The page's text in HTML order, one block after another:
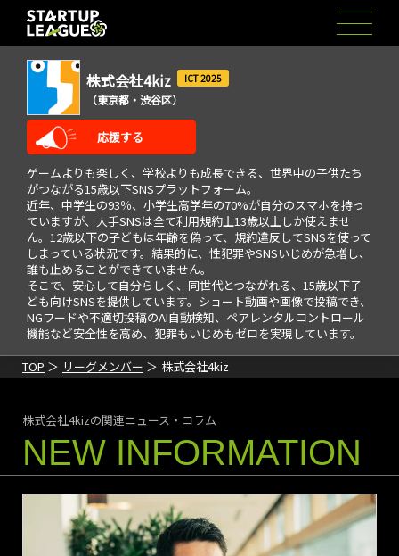
株式会社4kiz 2025
（東京都・渋谷区）
応援する
ゲームよりも楽しく、学校よりも成長できる、世界中の子供たち
がつながる15歳以下SNSプラットフォーム。
近年、中学生の93％、小学生高学年の70%が自分のスマホを持っ
ていますが、大手SNSは全て利用規約上13歳以上しか使えませ
ん。12歳以下の子どもは年齢を偽って、規約違反してSNSを使って
しまっている状況です。結果的に、性犯罪やSNSいじめが急増し、
誰も止めることができていません。
そこで、安心して自分らしく、同世代とつながれる、15歳以下子
ども向けSNSを提供しています。ショート動画や画像で投稿でき、
NGワードや不適切投稿のAI自動検知、ペアレンタルコントロール
機能など安全性を高め、犯罪もいじめもゼロを実現しています。
TOP
リーグメンバー 株式会社4kiz
株式会社4kizの関連ニュース・コラム
NEW INFORMATION